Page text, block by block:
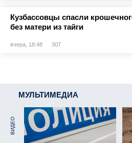
Кузбассовцы спасли
без матери из тайги
вчера, 18:48 307
МУЛЬТИМЕДИА
ВИДЕО